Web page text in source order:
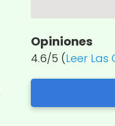
Opiniones
4.6/5 (Leer Las